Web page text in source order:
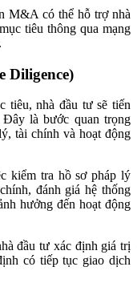
M&A có thể hỗ trợ nhà
tiêu thông qua mạng
Diligence)
tiêu, nhà đầu tư sẽ tiến
Đây là bước quan trọng
tài chính và hoạt động
kiểm tra hồ sơ pháp lý
đánh giá hệ thống
hưởng đến hoạt động
đầu tư xác định giá trị
có tiếp tục giao dịch